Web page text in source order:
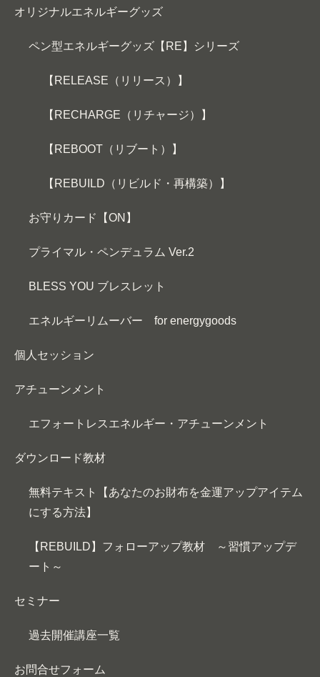
オリジナルエネルギーグッズ
ペン型エネルギーグッズ【RE】シリーズ
【RELEASE（リリース）】
【RECHARGE（リチャージ）】
【REBOOT（リブート）】
【REBUILD（リビルド・再構築）】
お守りカード【ON】
プライマル・ペンデュラム Ver.2
BLESS YOU ブレスレット
エネルギーリムーバー for energygoods
個人セッション
アチューンメント
エフォートレスエネルギー・アチューンメント
ダウンロード教材
無料テキスト【あなたのお財布を金運アップアイテム
にする方法】
【REBUILD】フォローアップ教材 ～習慣アップデ
ート～
セミナー
過去開催講座一覧
お問合せフォーム